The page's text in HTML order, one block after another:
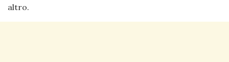
altro.